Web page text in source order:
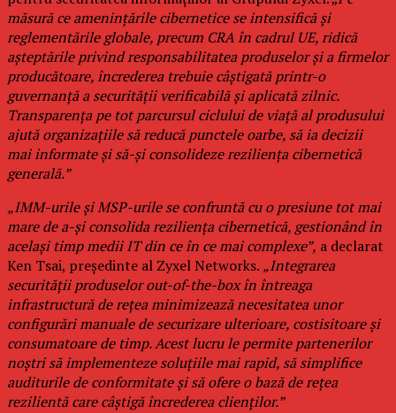
măsură ce amenințările cibernetice se intensifică și
reglementările globale, precum CRA în cadrul UE, ridică
așteptările privind responsabilitatea produselor și a firmelor
producătoare, încrederea trebuie câștigată printr-o
guvernanță a securității verificabilă și aplicată zilnic.
Transparența pe tot parcursul ciclului de viață al produsului
ajută organizațiile să reducă punctele oarbe, să ia decizii
mai informate și să-și consolideze reziliența cibernetică
generală.”
„IMM-urile și MSP-urile se confruntă cu o presiune tot mai
mare de a-și consolida reziliența cibernetică, gestionând în
același timp medii IT din ce în ce mai complexe”, a declarat
Ken Tsai, președinte al Zyxel Networks. „Integrarea
securității produselor out-of-the-box în întreaga
infrastructură de rețea minimizează necesitatea unor
configurări manuale de securizare ulterioare, costisitoare și
consumatoare de timp. Acest lucru le permite partenerilor
noștri să implementeze soluțiile mai rapid, să simplifice
auditurile de conformitate și să ofere o bază de rețea
rezilientă care câștigă încrederea clienților.”